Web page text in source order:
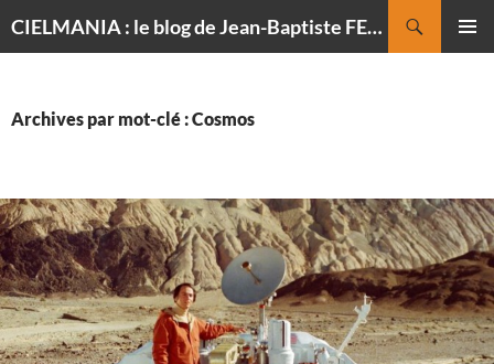
CIELMANIA : le blog de Jean-Baptiste FELDMANN, photographe du ciel
Archives par mot-clé : Cosmos